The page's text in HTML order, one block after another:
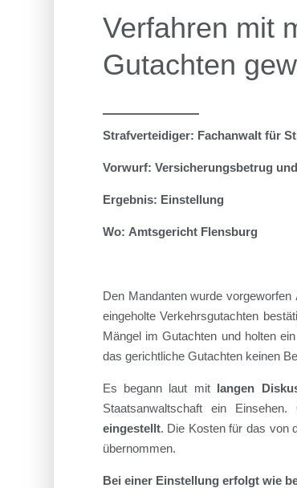
Verfahren mit
Gutachten
Strafverteidiger: Fachanwalt für
Vorwurf: Versicherungsbetrug
Ergebnis: Einstellung
Wo: Amtsgericht Flensburg
Den Mandanten wurde vorgeworfen
eingeholte Verkehrsgutachten
Mängel im Gutachten und holten ein
das gerichtliche Gutachten keinen
Es begann laut mitlangen
Staatsanwaltschaft ein
eingestellt. Die Kosten für das von
übernommen.
Bei einer Einstellung erfolgt wie